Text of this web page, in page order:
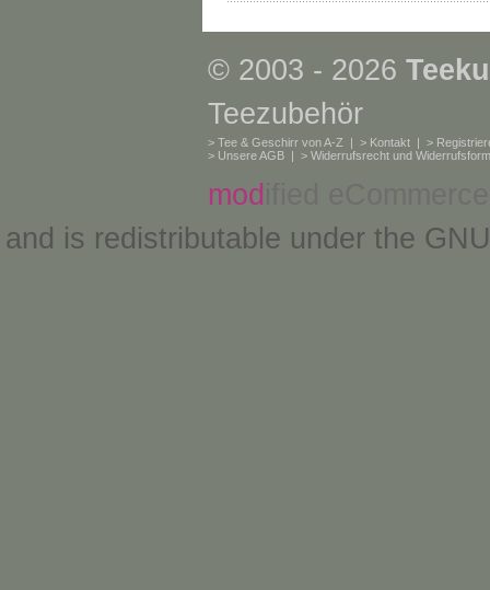
© 2003 - 2026
Teezubehör
> Tee & Geschirr von A-Z | > Kontakt | >
> Unsere AGB | > Widerrufsrecht und
mod
and is redistributable under the